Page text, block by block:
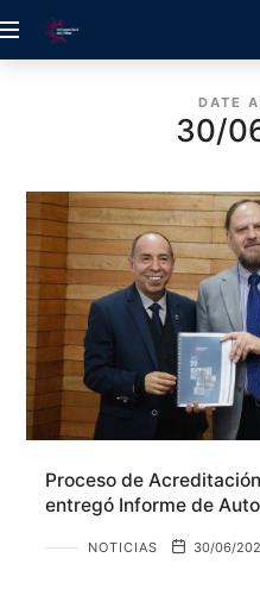
DATE
30/
Proceso de
entregó Informe de
NOTICIAS 30/06/